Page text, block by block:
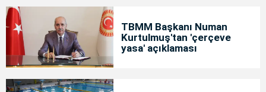
TBMM Başkanı Numan
Kurtulmuş'tan 'çerçeve
yasa' açıklaması